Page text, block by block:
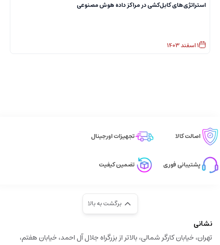
استراتژی‌های کابل‌کشی در مراکز داده هوش مصنوعی
1اسفند1403
اصالت کالا تجهیزات اورجینال
پشتیبانی فوری تضمین کیفیت
برگشت به بالا
نشانی
تهران، خیابان کارگر شمالی، بالاتر از بزرگراه جلال آل احمد، خیابان هفتم،